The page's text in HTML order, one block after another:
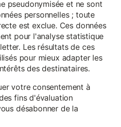
pseudonymisée et ne sont
personnelles ; toute
est exclue. Ces données
pour l'analyse statistique
Les résultats de ces
pour mieux adapter les
des destinataires.
votre consentement à
fins d'évaluation
désabonner de la